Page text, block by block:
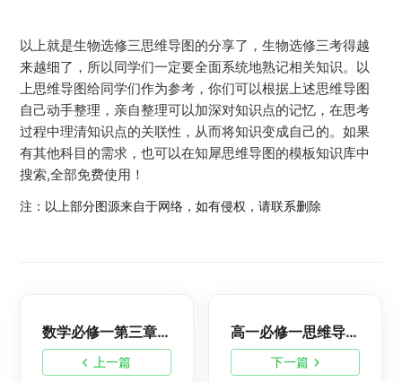
以上就是生物选修三思维导图的分享了，生物选修三考得越
来越细了，所以同学们一定要全面系统地熟记相关知识。以
上思维导图给同学们作为参考，你们可以根据上述思维导图
自己动手整理，亲自整理可以加深对知识点的记忆，在思考
过程中理清知识点的关联性，从而将知识变成自己的。如果
有其他科目的需求，也可以在知犀思维导图的模板知识库中
搜索,全部免费使用！
注：以上部分图源来自于网络，如有侵权，请联系删除
上一篇
数学必修一第三章思维导图，高清思维导图分享
下一篇
高一必修一思维导图怎么画？简答漂亮的模板分享